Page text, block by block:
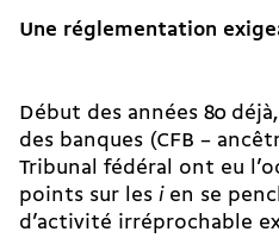
Une réglementation
Début des années 80
des banques (CFB –
Tribunal fédéral ont eu
points sur les i en se
d’activité irréprochable